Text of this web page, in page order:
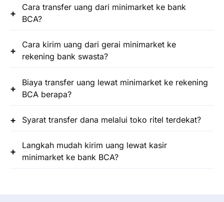
Cara transfer uang dari minimarket ke bank
BCA?
Cara kirim uang dari gerai minimarket ke
rekening bank swasta?
Biaya transfer uang lewat minimarket ke rekening
BCA berapa?
Syarat transfer dana melalui toko ritel terdekat?
Langkah mudah kirim uang lewat kasir
minimarket ke bank BCA?